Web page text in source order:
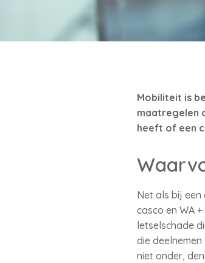
Mobiliteit is
maatregelen
heeft of een
Net als bij
casco en WA
letselschade
die
niet onder,